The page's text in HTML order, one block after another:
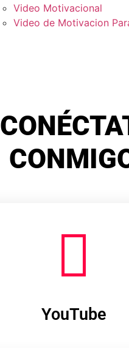
Video Motivacional
Video de Motivacion
YouTube